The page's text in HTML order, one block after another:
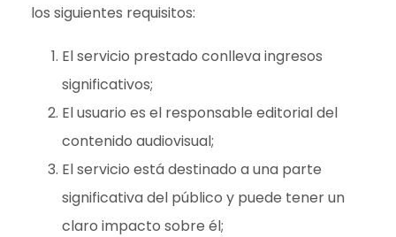
los siguientes requisitos:
El servicio prestado conlleva ingresos
significativos;
El usuario es el responsable editorial del
contenido audiovisual;
El servicio está destinado a una parte
significativa del público y puede tener un
claro impacto sobre él;